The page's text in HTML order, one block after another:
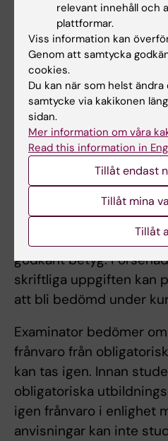
Introduktion till oral
Examination: Skriftlig
inlämningsuppgifter,
och opponering i
Obligatorier: Seminarier
För betyget Väl
betyget Väl Godkänt i
till oral hälsa och
Professionell utveckling
Vid underkänd
möjlighet till
godkänt betyg.
skriftliga uppgiften kan
att bli bedömd under
Examinator bedömer
frånvaro från
kan tas igen. Innan
obligatoriska
igen frånvaro i enlighet
anvisningar kan inte
relevant innehåll och
plattformar.
Viss information kan
Genom att samtycka
cookies.
Du kan när som helst
samtycke via kakikonen
sidan.
Mer information om våra
Read this information in
Tillåt endast
Tillåt mina
Tillåt